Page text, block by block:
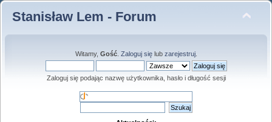
Stanisław Lem - Forum
Witamy, Gość. Zaloguj sięlub zarejestruj.
Zaloguj się podając nazwę użytkownika, hasło i długość sesji